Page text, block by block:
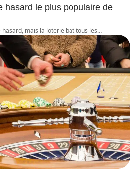
hasard le plus populaire de
mais la loterie bat tous les…